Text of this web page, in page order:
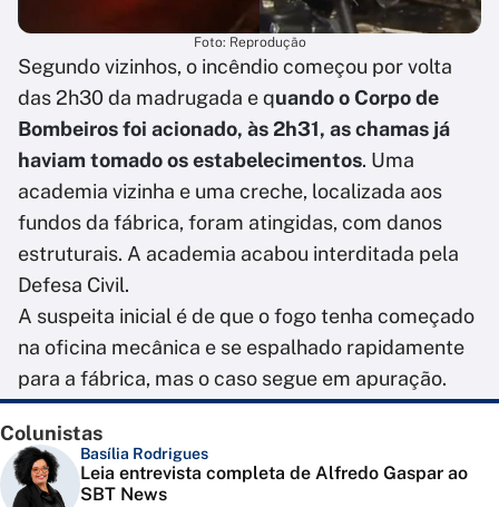
Foto: Reprodução
Segundo vizinhos, o incêndio começou por volta
das 2h30 da madrugada e quando o Corpo de
Bombeiros foi acionado, às 2h31, as chamas já
haviam tomado os estabelecimentos. Uma
academia vizinha e uma creche, localizada aos
fundos da fábrica, foram atingidas, com danos
estruturais. A academia acabou interditada pela
Defesa Civil.
A suspeita inicial é de que o fogo tenha começado
na oficina mecânica e se espalhado rapidamente
para a fábrica, mas o caso segue em apuração.
Colunistas
Basília Rodrigues
Leia entrevista completa de Alfredo Gaspar ao
SBT News